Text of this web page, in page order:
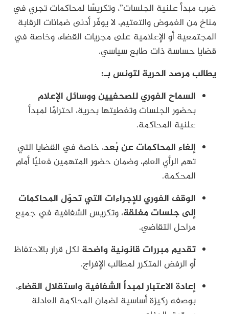
ضرب مبدأ علنية الجلسات”، وتكريسًا لمحاكمات تجري في
مناخ من الغموض والتعتيم، لا يوفّر أدنى ضمانات الرقابة
المجتمعية أو الإعلامية على مجريات القضاء، وخاصة في
قضايا حساسة ذات طابع سياسي.
يطالب مرصد الحرية لتونس بـ:
السماح الفوري للصحفيين ووسائل الإعلام
بحضور الجلسات وتغطيتها بحرية، احترامًا لمبدأ
علنية المحاكمة.
إلغاء المحاكمات عن بُعد، خاصة في القضايا التي
تهم الرأي العام، وضمان حضور المتهمين فعليًا أمام
المحكمة.
الوقف الفوري للإجراءات التي تحوّل المحاكمات
إلى جلسات مغلقة، وتكريس الشفافية في جميع
مراحل التقاضي.
تقديم مبررات قانونية واضحة لكل قرار بالاحتفاظ
أو الرفض المتكرر لمطالب الإفراج.
إعادة الاعتبار لمبدأ الشفافية واستقلال القضاء،
بوصفه ركيزة أساسية لضمان المحاكمة العادلة